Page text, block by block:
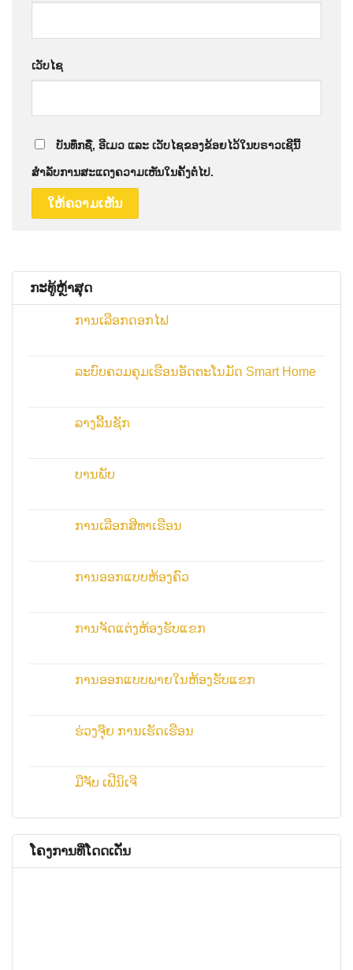
ເວັບໄຊ
ບັນທຶກຊື່, ອີເມວ ແລະ ເວັບໄຊຂອງຂ້ອຍໄວ້ໃນບຣາວເຊີນີ້
ສຳລັບການສະແດງຄວາມເຫັນໃນຄັ້ງຕໍ່ໄປ.
ກະ​ທູ້​ຫຼ້າ​ສຸດ
ການເລືອກດອກໄຟ
ລະບົບຄວມຄຸມເຮືອນອັດຕະໂນມັດ Smart Home
ລາງລີ້ນຊັກ
ບານພັບ
ການເລືອກສີທາເຮືອນ
ການອອກແບບຫ້ອງຄົວ
ການຈັດແຕ່ງຫ້ອງຮັບແຂກ
ການອອກແບບພາຍໃນຫ້ອງຮັບແຂກ
ຮ່ວງຈຸ໊ຍ ການເຮັດເຮືອນ
ມືຈັບ ເຟີນິເຈີ
ໂຄງການທີ່ໂດດເດັ່ນ